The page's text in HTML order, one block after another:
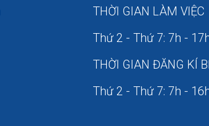
THỜI GIAN LÀM VIỆC
Thứ 2 - Thứ 7: 7h -
THỜI GIAN ĐĂNG KÍ
Thứ 2 - Thứ 7: 7h -